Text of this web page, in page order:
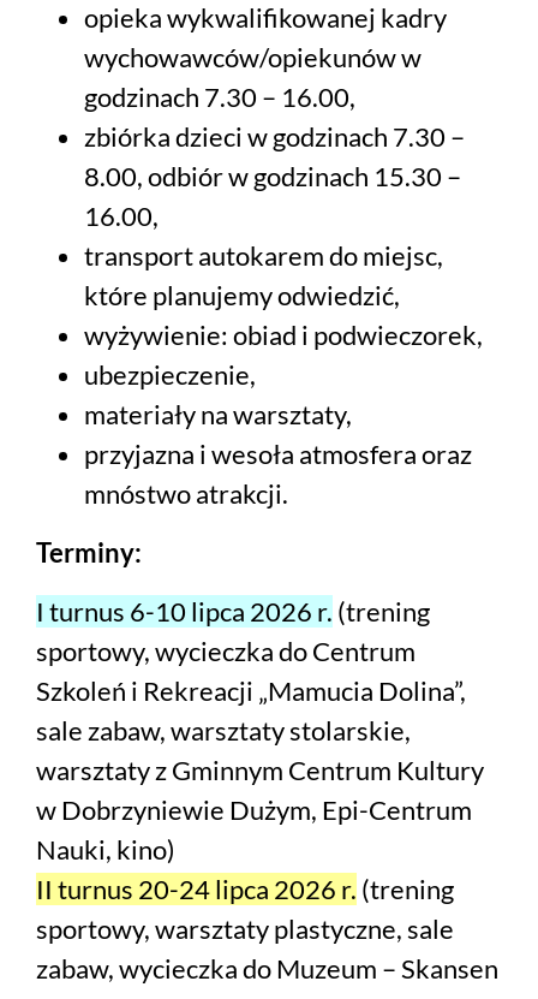
opieka wykwalifikowanej kadry
wychowawców/opiekunów w
godzinach 7.30 – 16.00,
zbiórka dzieci w godzinach 7.30 –
8.00, odbiór w godzinach 15.30 –
16.00,
transport autokarem do miejsc,
które planujemy odwiedzić,
wyżywienie: obiad i podwieczorek,
ubezpieczenie,
materiały na warsztaty,
przyjazna i wesoła atmosfera oraz
mnóstwo atrakcji.
Terminy:
I turnus 6-10 lipca 2026 r. (trening
sportowy, wycieczka do Centrum
Szkoleń i Rekreacji „Mamucia Dolina”,
sale zabaw, warsztaty stolarskie,
warsztaty z Gminnym Centrum Kultury
w Dobrzyniewie Dużym, Epi-Centrum
Nauki, kino)
II turnus 20-24 lipca 2026 r. (trening
sportowy, warsztaty plastyczne, sale
zabaw, wycieczka do Muzeum – Skansen